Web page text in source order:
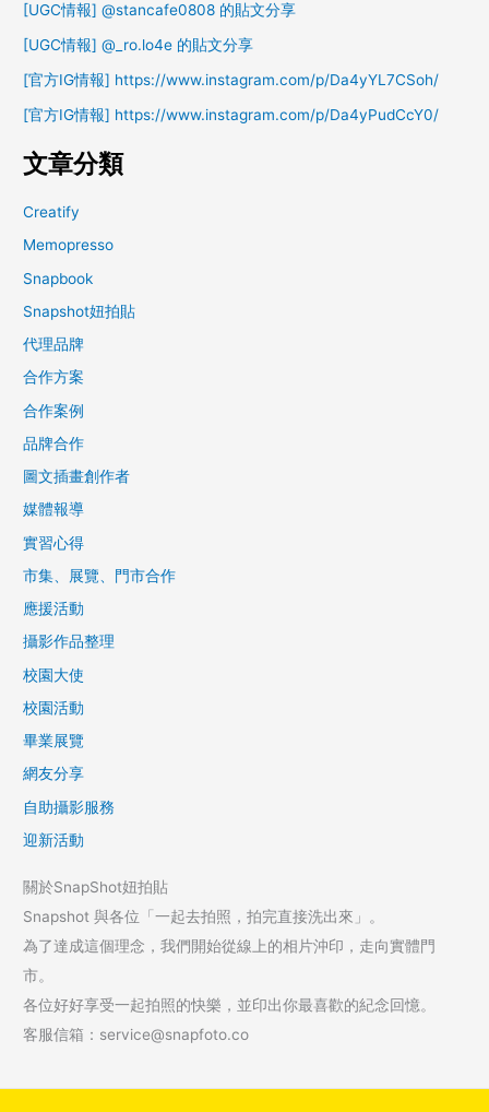
[UGC情報] @stancafe0808 的貼文分享
[UGC情報] @_ro.lo4e 的貼文分享
[官方IG情報] https://www.instagram.com/p/Da4yYL7CSoh/
[官方IG情報] https://www.instagram.com/p/Da4yPudCcY0/
文章分類
Creatify
Memopresso
Snapbook
Snapshot妞拍貼
代理品牌
合作方案
合作案例
品牌合作
圖文插畫創作者
媒體報導
實習心得
市集、展覽、門市合作
應援活動
攝影作品整理
校園大使
校園活動
畢業展覽
網友分享
自助攝影服務
迎新活動
關於SnapShot妞拍貼
Snapshot 與各位「一起去拍照，拍完直接洗出來」。
為了達成這個理念，我們開始從線上的相片沖印，走向實體門
市。
各位好好享受一起拍照的快樂，並印出你最喜歡的紀念回憶。
客服信箱：service@snapfoto.co